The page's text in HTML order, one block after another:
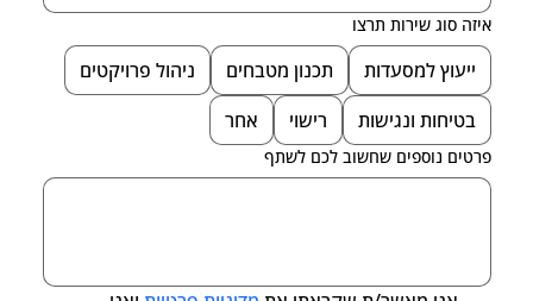
איזה סוג שירות תרצו
ייעוץ למסעדות תכנון מטבחים
ניהול פרויקטים
בטיחות ונגישות
רישוי אחר
פרטים נוספים שחשוב לכם לשתף